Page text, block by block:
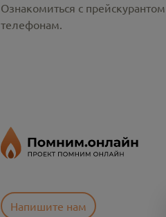
Ознакомиться с
телефонам.
Напишите нам